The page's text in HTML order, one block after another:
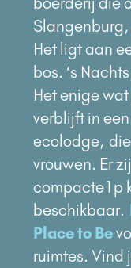
Slangenburg,
Het ligtaan
bos. ‘s
Het enige
verblijft in een
ecolodge,
vrouwen. Er
compacte1p
beschikbaar.
Place to Be
ruimtes. Vind